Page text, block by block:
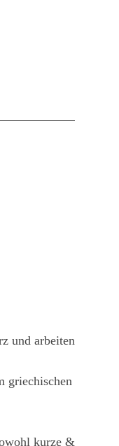
und arbeiten
griechischen
kurze &